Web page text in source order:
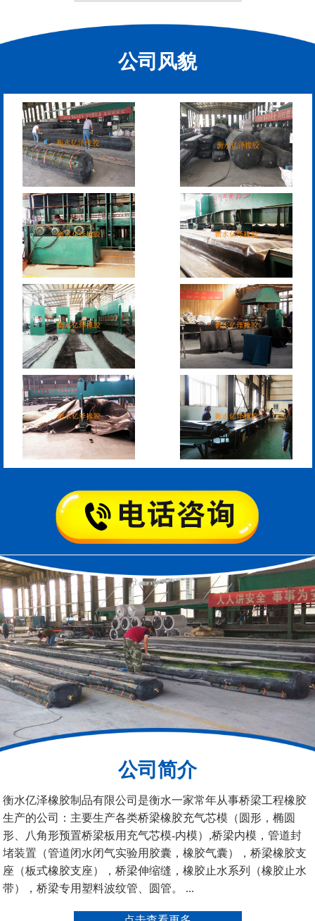
缩缝
L型桥梁伸缩缝 Z型桥梁伸缩缝
板式橡胶伸缩缝 C型桥梁伸缩缝
200*25米圆形桥梁气囊
390*14米的圆形充气芯
模
空心板内模 桥梁空心板气囊
桥梁空心板气囊 八角桥梁板内模
堵）
公司风貌
公司简介
衡水亿泽橡胶制品有限公司是衡水一家常年从事桥梁工程橡胶
生产的公司：主要生产各类桥梁橡胶充气芯模（圆形，椭圆
形、八角形预置桥梁板用充气芯模-内模）,桥梁内模，管道封
堵装置（管道闭水闭气实验用胶囊，橡胶气囊），桥梁橡胶支
座（板式橡胶支座），桥梁伸缩缝，橡胶止水系列（橡胶止水
带），桥梁专用塑料波纹管、圆管。 ...